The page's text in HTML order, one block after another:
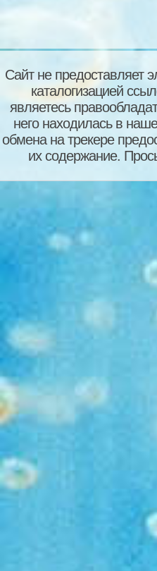
Сайт не предоставляет
каталогизацией
являетесь
него находилась в
обмена на трекере
их содержание.